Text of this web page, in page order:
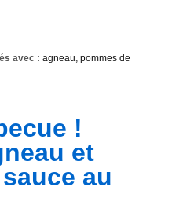
avec : agneau, pommes de
!
et
au